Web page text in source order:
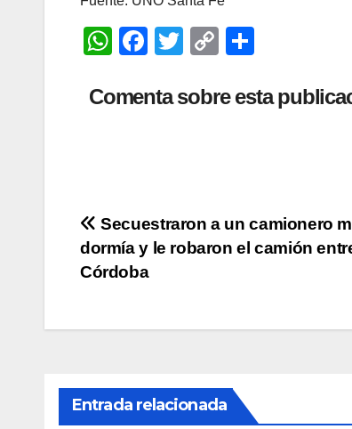
W
at
F
c
o
k
T
tt
C
p
m
Comenta sobre esta
Navegación
de
Secuestraron a un camionero
dormía y le robaron el camión
Córdoba
Entrada relacionada